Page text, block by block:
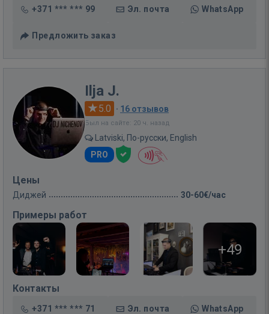
+371 *** *** 99 Эл. почта WhatsApp
Предложить заказ
Ilja J.
5.0 · 16 отзывов
Был на сайте: 20 ч. назад
Latviski, По-русски, English
PRO
Цены
Диджей 30-60€/час
Примеры работ
+49
Контакты
+371 *** *** 71 Эл. почта WhatsApp